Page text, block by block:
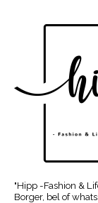
"Hipp -Fashion &
Borger, bel of